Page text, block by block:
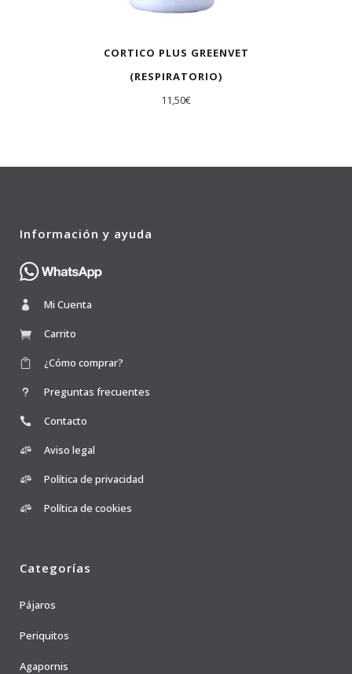
CORTICO PLUS GREENVET
(RESPIRATORIO)
11,50€
Información y ayuda
Mi Cuenta
Carrito
¿Cómo comprar?
Preguntas frecuentes
Contacto
Aviso legal
Política de privacidad
Política de cookies
Categorías
Pájaros
Periquitos
Agapornis